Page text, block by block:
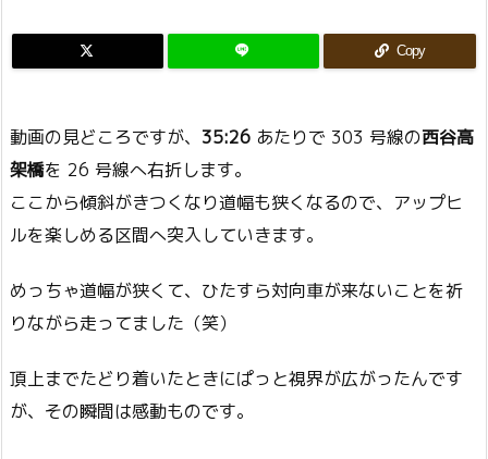
Copy
動画の見どころですが、 35:26 あたりで 303 号線の西谷高
架橋を 26 号線へ右折します。
ここから傾斜がきつくなり道幅も狭くなるので、アップヒ
ルを楽しめる区間へ突入していきます。
めっちゃ道幅が狭くて、ひたすら対向車が来ないことを祈
りながら走ってました（笑）
頂上までたどり着いたときにぱっと視界が広がったんです
が、その瞬間は感動ものです。